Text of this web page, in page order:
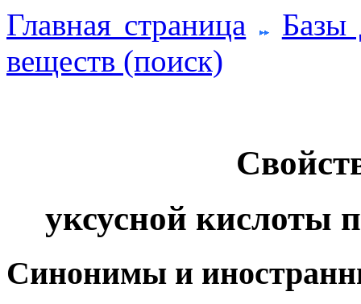
Главная страница
Базы
веществ (поиск)
уксусной кислоты
Синонимы и